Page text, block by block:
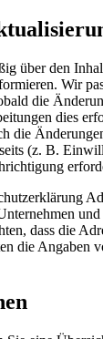
über den
Wir
die
dies
die
(z. B.
und
dass die
die Angaben